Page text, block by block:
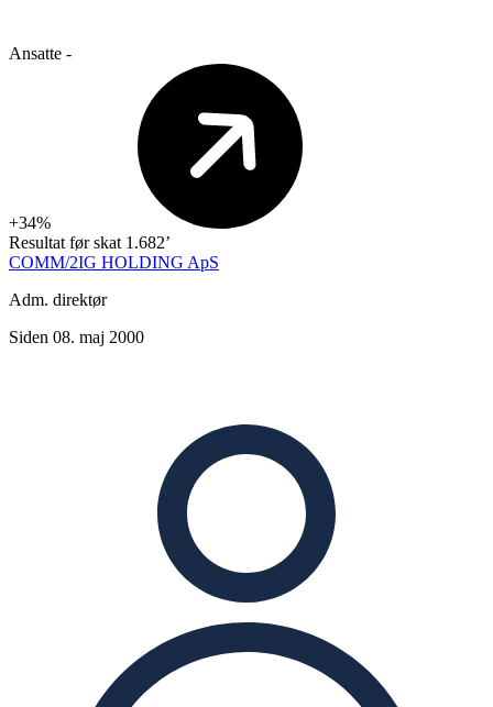
Ansatte -
+34%
Resultat før skat 1.682’
COMM/2IG HOLDING ApS
Adm. direktør
Siden 08. maj 2000